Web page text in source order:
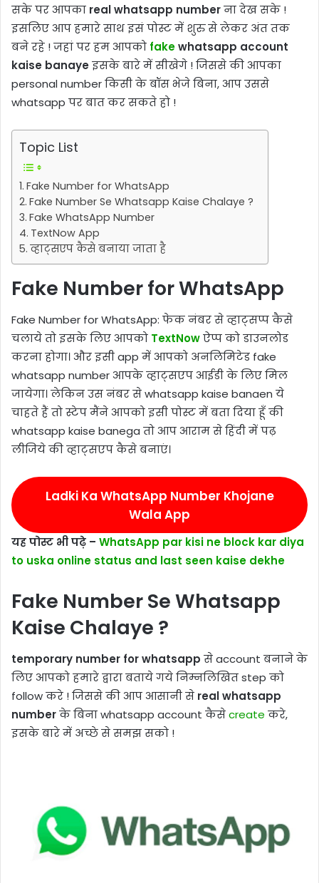
सके पर आपका real whatsapp numberना देख सके !
इसलिए आप हमारे साथ इसं पोस्ट में शुरु से लेकर अंत तक
बने रहे ! जहां पर हम आपको fakewhatsapp account
kaise banayeइसके बारे में सीखेगे ! जिससे की आपका
personal number किसी के बॉस भेजे बिना, आप उससे
whatsapp पर बात कर सकते हो !
Topic List
Fake Number for WhatsApp
Fake Number Se Whatsapp Kaise Chalaye ?
Fake WhatsApp Number
TextNow App
व्हाट्सएप कैसे बनाया जाता है
Fake Number for WhatsApp
Fake Number for WhatsApp: फेक नंबर से व्हाट्सप्प कैसे
चलाये तो इसके लिए आपको TextNowऐप्प को डाउनलोड
करना होगा। और इसी app में आपको अनलिमिटेड fake
whatsapp number आपके व्हाट्सएप आईडी के लिए मिल
जायेगा। लेकिन उस नंबर से whatsapp kaise banaen ये
चाहते हैं तो स्टेप मैंने आपको इसी पोस्ट में बता दिया हूँ की
whatsapp kaise banega तो आप आराम से हिंदी में पढ़
लीजिये की व्हाट्सएप कैसे बनाएं।
Ladki Ka WhatsApp Number Khojane
Wala App
यह पोस्ट भी पढ़े – WhatsApp par kisi ne block kar diya
to uska online status and last seen kaise dekhe
Fake Number Se Whatsapp
Kaise Chalaye ?
temporary number for whatsapp से account बनाने के
लिए आपको हमारे द्वारा बताये गये निम्नलिखित step को
follow करे ! जिससे की आप आसानी से real whatsapp
numberके बिना whatsapp account कैसेcreate करे,
इसके बारे में अच्छे से समझ सको !